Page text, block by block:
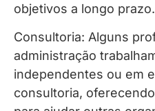
objetivos a longo prazo.
Consultoria: Alguns
administração
independentes ou em
consultoria,